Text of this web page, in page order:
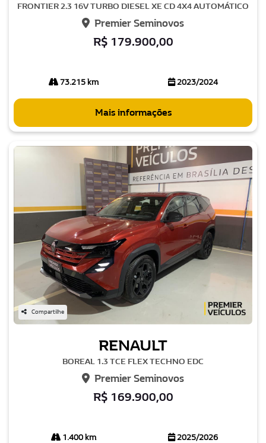
FRONTIER 2.3 16V TURBO DIESEL XE CD 4X4 AUTOMÁTICO
Premier Seminovos
R$ 179.900,00
73.215 km 2023/2024
Mais informações
Compartilhe
RENAULT
BOREAL 1.3 TCE FLEX TECHNO EDC
Premier Seminovos
R$ 169.900,00
1.400 km 2025/2026